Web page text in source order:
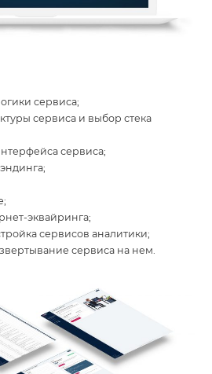
сервиса;
сервиса и выбор стека
сервиса;
эквайринга;
сервисов аналитики;
сервиса на нем.